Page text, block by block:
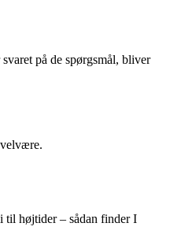
på de spørgsmål, bliver
til højtider – sådan finder I